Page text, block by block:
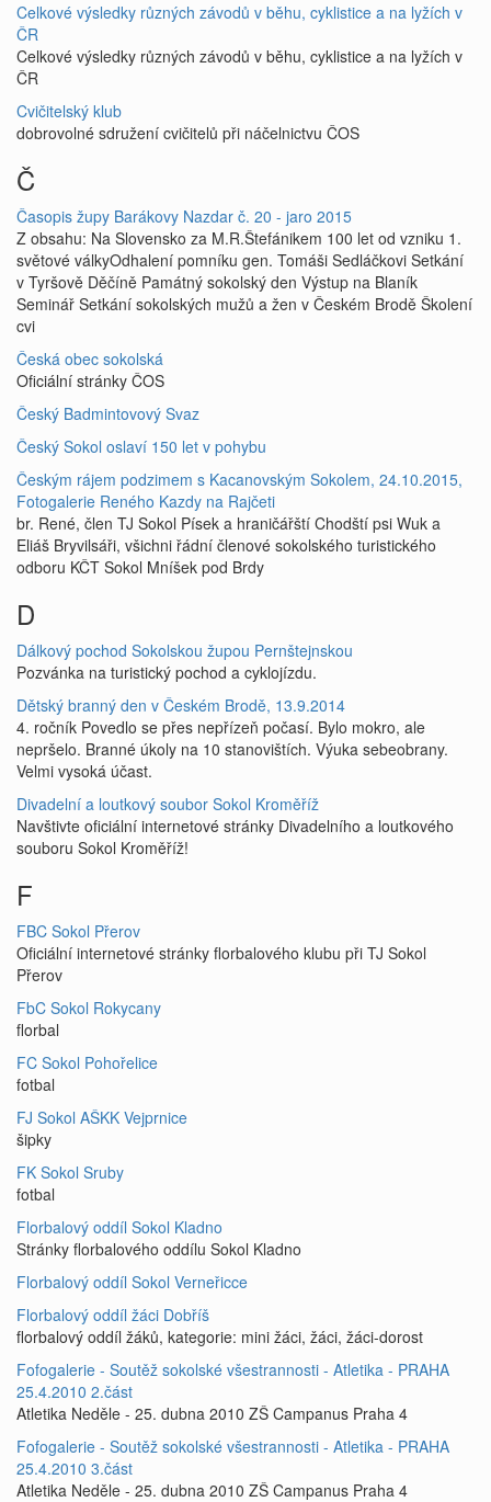
Celkové výsledky různých závodů v běhu, cyklistice a na lyžích v
ČR
Celkové výsledky různých závodů v běhu, cyklistice a na lyžích v
ČR
Cvičitelský klub
dobrovolné sdružení cvičitelů při náčelnictvu ČOS
Č
Časopis župy Barákovy Nazdar č. 20 - jaro 2015
Z obsahu: Na Slovensko za M.R.Štefánikem 100 let od vzniku 1.
světové válkyOdhalení pomníku gen. Tomáši Sedláčkovi Setkání
v Tyršově Děčíně Památný sokolský den Výstup na Blaník
Seminář Setkání sokolských mužů a žen v Českém Brodě Školení
cvi
Česká obec sokolská
Oficiální stránky ČOS
Český Badmintovový Svaz
Český Sokol oslaví 150 let v pohybu
Českým rájem podzimem s Kacanovským Sokolem, 24.10.2015,
Fotogalerie Reného Kazdy na Rajčeti
br. René, člen TJ Sokol Písek a hraničářští Chodští psi Wuk a
Eliáš Bryvilsáři, všichni řádní členové sokolského turistického
odboru KČT Sokol Mníšek pod Brdy
D
Dálkový pochod Sokolskou župou Pernštejnskou
Pozvánka na turistický pochod a cyklojízdu.
Dětský branný den v Českém Brodě, 13.9.2014
4. ročník Povedlo se přes nepřízeň počasí. Bylo mokro, ale
nepršelo. Branné úkoly na 10 stanovištích. Výuka sebeobrany.
Velmi vysoká účast.
Divadelní a loutkový soubor Sokol Kroměříž
Navštivte oficiální internetové stránky Divadelního a loutkového
souboru Sokol Kroměříž!
F
FBC Sokol Přerov
Oficiální internetové stránky florbalového klubu při TJ Sokol
Přerov
FbC Sokol Rokycany
florbal
FC Sokol Pohořelice
fotbal
FJ Sokol AŠKK Vejprnice
šipky
FK Sokol Sruby
fotbal
Florbalový oddíl Sokol Kladno
Stránky florbalového oddílu Sokol Kladno
Florbalový oddíl Sokol Verneřicce
Florbalový oddíl žáci Dobříš
florbalový oddíl žáků, kategorie: mini žáci, žáci, žáci-dorost
Fofogalerie - Soutěž sokolské všestrannosti - Atletika - PRAHA
25.4.2010 2.část
Atletika Neděle - 25. dubna 2010 ZŠ Campanus Praha 4
Fofogalerie - Soutěž sokolské všestrannosti - Atletika - PRAHA
25.4.2010 3.část
Atletika Neděle - 25. dubna 2010 ZŠ Campanus Praha 4